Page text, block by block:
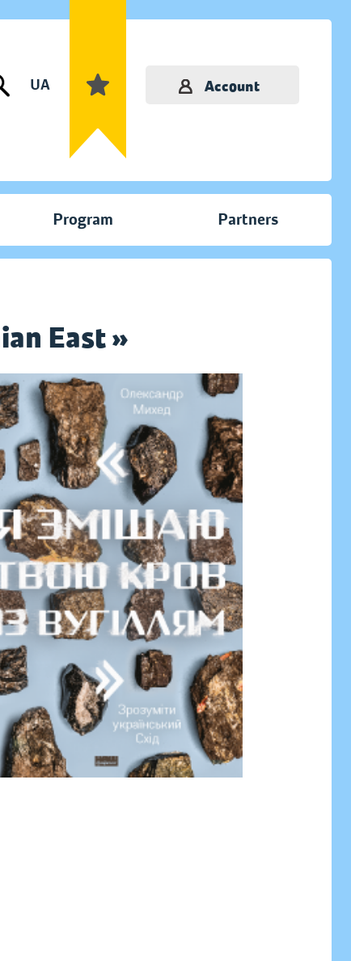
UA Account
Program Partners
East »